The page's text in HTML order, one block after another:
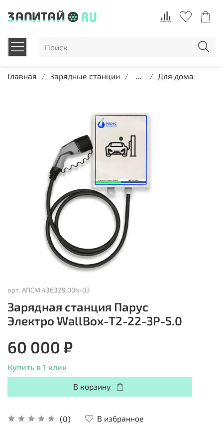
Главная Зарядные станции ... Для дома
арт. АПСМ.436329.004-03
Зарядная станция Парус
Электро WallBox-Т2-22-3Р-5.0
(0)
В избранное
60 000 ₽
Купить в 1 клик
В корзину